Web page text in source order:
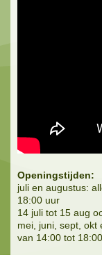
Openingstijden:
juli en augustus:
18:00 uur
14 juli tot 15 aug
mei, juni, sept, okt
van 14:00 tot